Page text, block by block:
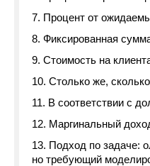
7. Процент от
8. Фиксированная
9. Стоимость на
10. Столько же,
11. В соответствии с
12. Маргинальный
13. Подход по задаче:
но требующий